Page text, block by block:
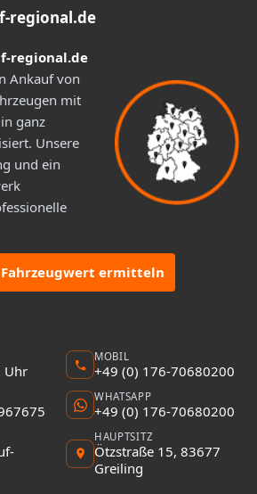
regional.de
regional.de
Ankauf von
mit
ganz
Unsere
und ein
Fahrzeugwert ermitteln
Uhr
MOBIL
+49 (0) 176-70680200
WHATSAPP
+49 (0) 176-70680200
HAUPTSITZ
Ötzstraße 15, 83677
Greiling